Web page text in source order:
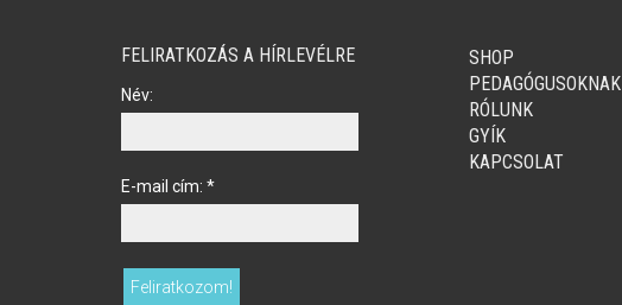
FELIRATKOZÁS A HÍRLEVÉLRE
Név:
E-mail cím: *
SHOP
PEDAGÓGUSOKNAK
RÓLUNK
GYÍK
KAPCSOLAT